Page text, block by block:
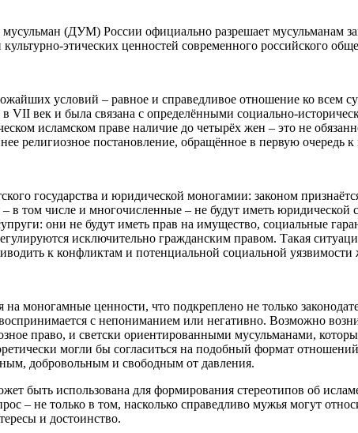
(ДУМ) России официально разрешает мусульманам
этических ценностей современного российского
условий – равное и справедливое отношение ко всем
VII век и была связана с определёнными социально-
исламском праве наличие до четырёх жен – это не
религиозное постановление, обращённое в первую очередь
государства и юридической моногамии: законом
том числе и многочисленные – не будут иметь юридической
они не будут иметь прав на имущество, социальные
исключительно гражданским правом. Такая
к конфликтам и потенциальной социальной
на моногамные ценности, что подкреплено не только
с непониманием или негативно. Возможно
право, и светски ориентированными мусульманами,
могли бы согласиться на подобный формат
добровольным и свободным от давления.
быть использована для формирования стереотипов об
– не только в том, насколько справедливо мужья могут
и достоинство.